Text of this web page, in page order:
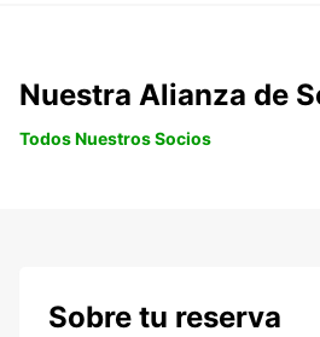
Nuestra Alianza de
Todos Nuestros Socios
Sobre tu reserva